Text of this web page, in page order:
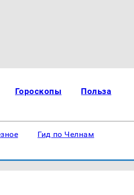
Гороскопы Польза
Гид по Челнам